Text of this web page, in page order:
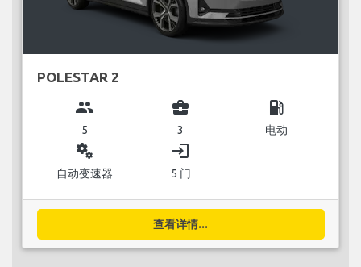
POLESTAR 2
group
5
business_center
3
local_gas_station
电动
miscellaneous_services
自动变速器
login
5 门
查看详情...